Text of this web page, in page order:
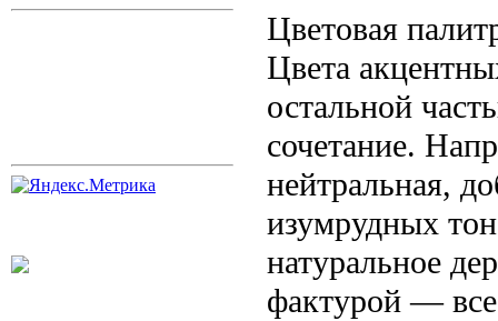
Цветовая
Цвета
остальной
сочетание.
нейтральная,
изумрудных
натуральное
фактурой —